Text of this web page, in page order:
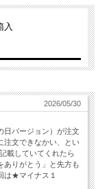
入
2026/05/30
日バージョン）が注文
注文できなかい、とい
載していてくれたら
りがとう」と先方も
は★マイナス１